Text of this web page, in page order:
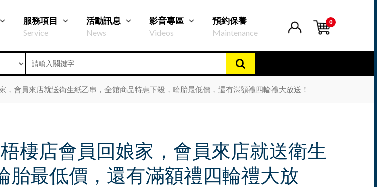
0
服務項目
Service
活動訊息
News
影音專區
Videos
預約保養
Maintenance
會員來店就送衛生紙乙串，全館商品特惠下殺，輪胎最低價，還有滿額禮四輪禮大放送！
棲店會員回娘家，會員來店就送衛生
胎最低價，還有滿額禮四輪禮大放